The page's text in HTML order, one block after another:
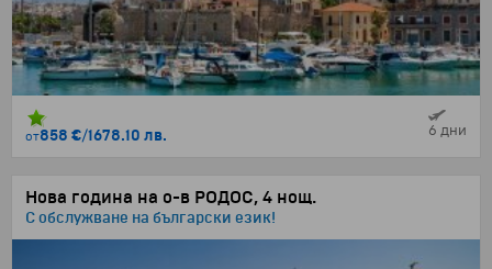
от858 €/1678.10 лв. 6 дни
Нова година на о-в РОДОС, 4 нощ.
С обслужване на български език!